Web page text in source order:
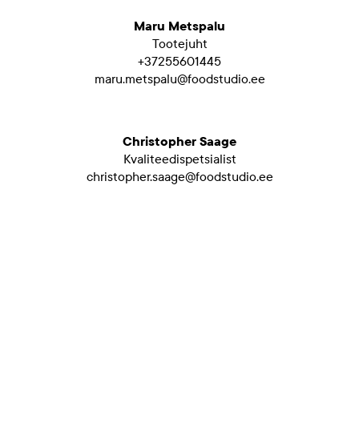
Maru Metspalu
Tootejuht
+37255601445
maru.metspalu@foodstudio.ee
Christopher Saage
Kvaliteedispetsialist
christopher.saage@foodstudio.ee